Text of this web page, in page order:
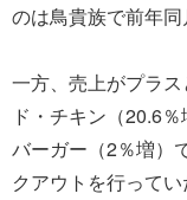
のは鳥貴族で前年同
一方、売上がプラ
ド・チキン（20.6
バーガー（2％増）
クアウトを行って